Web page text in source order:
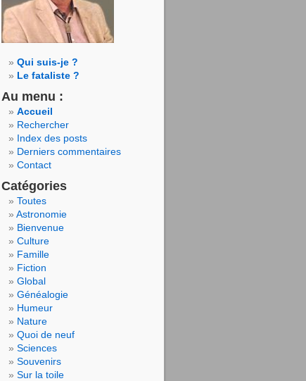
Qui suis-je ?
Le fataliste ?
Au menu :
Accueil
Rechercher
Index des posts
Derniers commentaires
Contact
Catégories
Toutes
Astronomie
Bienvenue
Culture
Famille
Fiction
Global
Généalogie
Humeur
Nature
Quoi de neuf
Sciences
Souvenirs
Sur la toile